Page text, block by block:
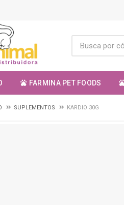
FARMINA PET FOODS
SUPLEMENTOS KARDIO 30G